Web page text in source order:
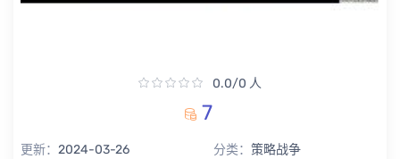
0.0/0 人
7
更新： 2024-03-26 分类： 策略战争